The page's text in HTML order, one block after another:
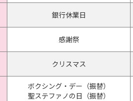
銀行休業日
感謝祭
クリスマス
ボクシング・デー（振替）
聖ステファノの日（振替）